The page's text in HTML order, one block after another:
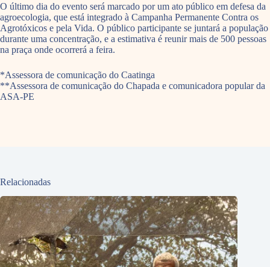
O último dia do evento será marcado por um ato público em defesa da
agroecologia, que está integrado à Campanha Permanente Contra os
Agrotóxicos e pela Vida. O público participante se juntará a população
durante uma concentração, e a estimativa é reunir mais de 500 pessoas
na praça onde ocorrerá a feira.
*Assessora de comunicação do Caatinga
**Assessora de comunicação do Chapada e comunicadora popular da
ASA-PE
Relacionadas